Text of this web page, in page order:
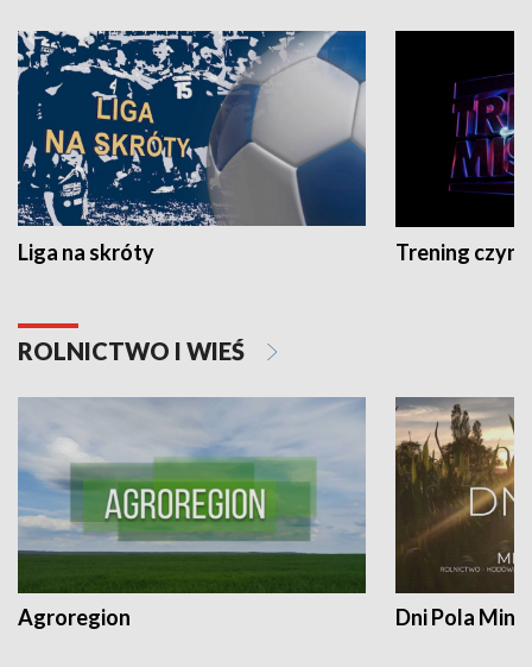
Liga na skróty Trening czyni
ROLNICTWO I WIEŚ
Agroregion Dni Pola